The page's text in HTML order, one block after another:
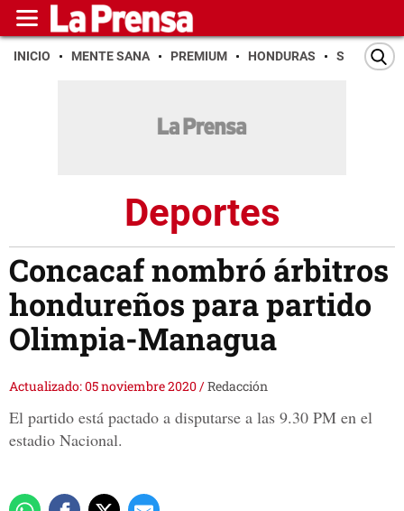
INICIO MENTE SANA PREMIUM HONDURAS SAN PEDRO
Deportes
Concacaf nombró árbitros
hondureños para partido
Olimpia-Managua
Actualizado: 05 noviembre 2020/Redacción
El partido está pactado a disputarse a las 9.30 PM en el
estadio Nacional.